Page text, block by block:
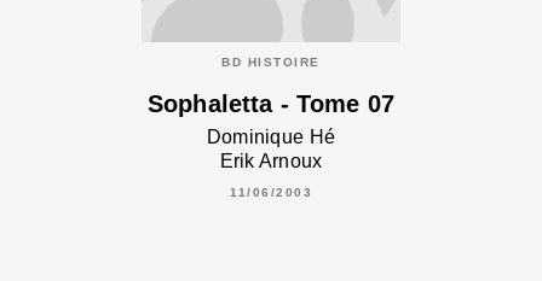
BD HISTOIRE
Sophaletta - Tome 07
Dominique Hé
Erik Arnoux
11/06/2003